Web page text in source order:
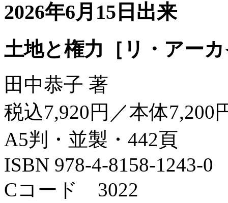
2026年6月15日出来
土地と権力［リ・アー
田中恭子 著
税込7,920円／本体7,200
A5判・並製・442頁
ISBN 978-4-8158-1243-0
Cコード 3022